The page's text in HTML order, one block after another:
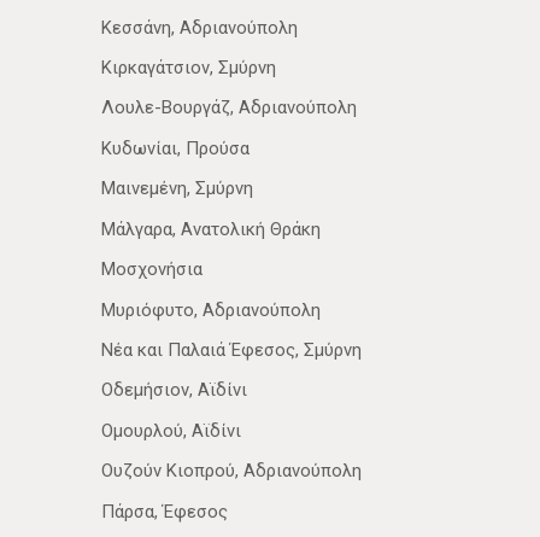
Κεσσάνη, Αδριανούπολη
Κιρκαγάτσιον, Σμύρνη
Λουλε-Βουργάζ, Αδριανούπολη
Κυδωνίαι, Προύσα
Μαινεμένη, Σμύρνη
Μάλγαρα, Ανατολική Θράκη
Μοσχονήσια
Μυριόφυτο, Αδριανούπολη
Νέα­ και Παλαιά Έφεσος, Σμύρνη
Οδεμήσιον, Αϊδίνι
Ομουρλού, Αϊδίνι
Ουζούν Κιοπρού, Αδριανούπολη
Πάρσα, Έφεσος